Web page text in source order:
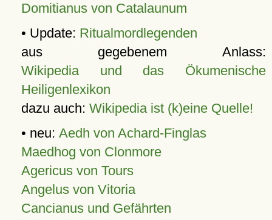
Domitianus von Catalaunum
• Update: Ritualmordlegenden
aus gegebenem Anlass:
Wikipedia und das Ökumenische
Heiligenlexikon
dazu auch: Wikipedia ist (k)eine Quelle!
• neu: Aedh von Achard-Finglas
Maedhog von Clonmore
Agericus von Tours
Angelus von Vitoria
Cancianus und Gefährten